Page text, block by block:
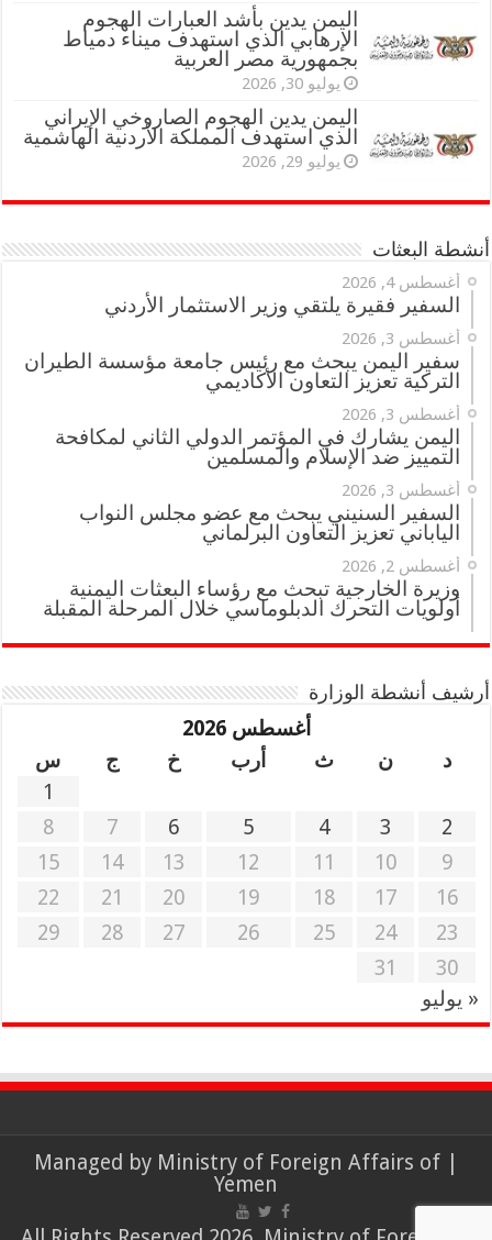
اليمن يدين بأشد العبارات الهجوم
الإرهابي الذي استهدف ميناء دمياط
بجمهورية مصر العربية
يوليو 30, 2026
اليمن يدين الهجوم الصاروخي الإيراني
الذي استهدف المملكة الأردنية الهاشمية
يوليو 29, 2026
أنشطة البعثات
أغسطس 4, 2026
السفير فقيرة يلتقي وزير الاستثمار الأردني
أغسطس 3, 2026
سفير اليمن يبحث مع رئيس جامعة مؤسسة الطيران
التركية تعزيز التعاون الأكاديمي
أغسطس 3, 2026
اليمن يشارك في المؤتمر الدولي الثاني لمكافحة
التمييز ضد الإسلام والمسلمين
أغسطس 3, 2026
السفير السنيني يبحث مع عضو مجلس النواب
الياباني تعزيز التعاون البرلماني
أغسطس 2, 2026
وزيرة الخارجية تبحث مع رؤساء البعثات اليمنية
أولويات التحرك الدبلوماسي خلال المرحلة المقبلة
أرشيف أنشطة الوزارة
أغسطس 2026
د
ن ث أرب خ ج
س
1
2
3
4
5
6
7
8
9
10
11
12
13
14
15
16
17
18
19
20
21
22
23
24
25
26
27
28
29
30
31
« يوليو
Ministry of Foreign Affairs of
Yemen